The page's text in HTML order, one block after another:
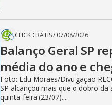
CLICK GRÁTIS/ 07/08/2026
Balanço Geral SP
média do ano e
Foto: Edu Moraes/Divulgação
SP alcançou mais que o dobro da
quinta-feira (23/07)....